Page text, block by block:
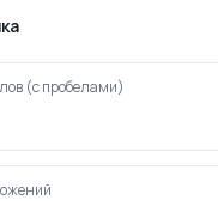
(с пробелами)